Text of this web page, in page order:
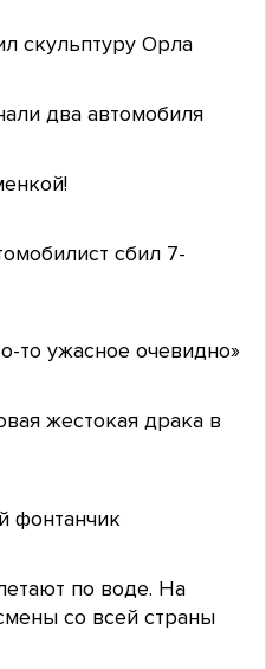
скульптуру Орла
два автомобиля
сбил 7-
то ужасное очевидно»
жестокая драка в
фонтанчик
по воде. На
со всей страны